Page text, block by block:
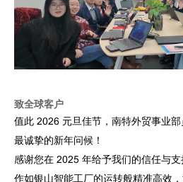
致全球客户
值此 2026 元旦佳节，南特外贸事业
最诚挚的新年问候！
感谢您在 2025 年给予我们的信任与
作如银山智能工厂的运转般精准高效